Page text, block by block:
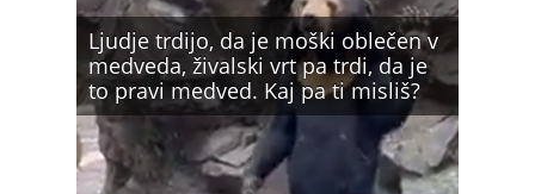
Ljudje trdijo, da je moški oblečen v
medveda, živalski vrt pa trdi, da je
to pravi medved. Kaj pa ti misliš?